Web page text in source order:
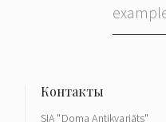
SIA "Doma Antikvariāts"